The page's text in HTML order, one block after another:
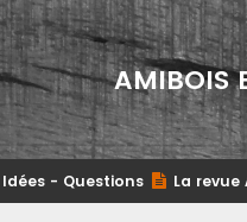
- Questions La revue